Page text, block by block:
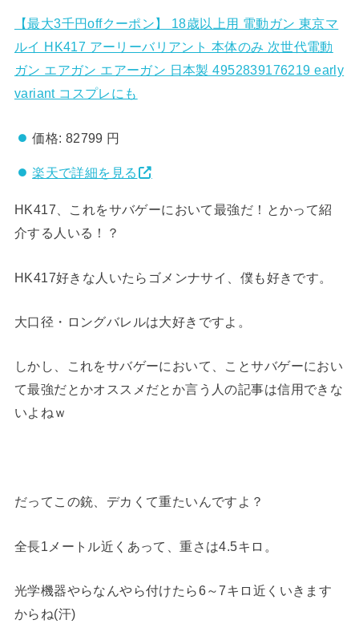
【最大3千円offクーポン】 18歳以上用 電動ガン 東京マ
ルイ HK417 アーリーバリアント 本体のみ 次世代電動
ガン エアガン エアーガン 日本製 4952839176219 early
variant コスプレにも
価格: 82799 円
楽天で詳細を見る
HK417、これをサバゲーにおいて最強だ！とかって紹
介する人いる！？
HK417好きな人いたらゴメンナサイ、僕も好きです。
大口径・ロングバレルは大好きですよ。
しかし、これをサバゲーにおいて、ことサバゲーにおい
て最強だとかオススメだとか言う人の記事は信用できな
いよねｗ
だってこの銃、デカくて重たいんですよ？
全長1メートル近くあって、重さは4.5キロ。
光学機器やらなんやら付けたら6～7キロ近くいきます
からね(汗)